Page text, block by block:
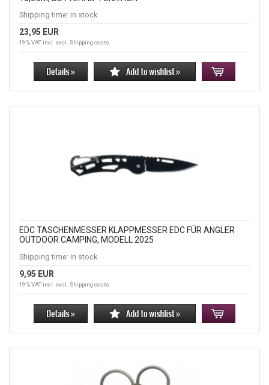
Shipping time: in stock
23,95 EUR
19 % VAT incl. excl. Shipping costs
EDC TASCHENMESSER KLAPPMESSER EDC FÜR ANGLER
OUTDOOR CAMPING, MODELL 2025
Shipping time: in stock
9,95 EUR
19 % VAT incl. excl. Shipping costs